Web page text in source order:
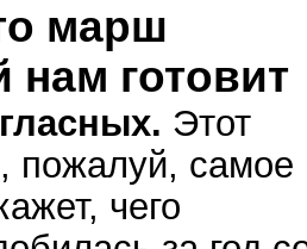
марш
нам готовит
Этот
пожалуй, самое
чего